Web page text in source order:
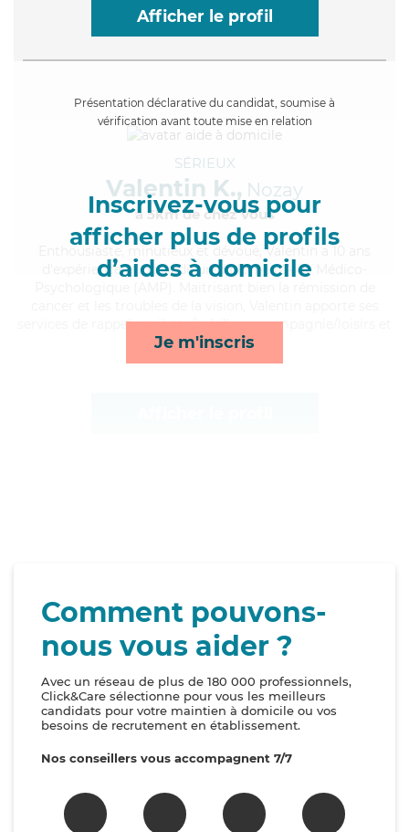
Afficher le profil
Présentation déclarative du candidat, soumise à
vérification avant toute mise en relation
Inscrivez-vous pour
afficher plus de profils
d’aides à domicile
Je m'inscris
SÉRIEUX
Valentin K., Nozay
à 5km de chez Vous
, minutieux et dévoué, Valentin a 10 ans
d'expérience et possède un diplôme d'Aide Médico-
services de rappels, toilette/habillage, compagnie/loisirs et
activités*
Comment pouvons-
nous vous aider ?
Avec un réseau de plus de 180 000 professionnels,
Click&Care sélectionne pour vous les meilleurs
candidats pour votre maintien à domicile ou vos
besoins de recrutement en établissement.
Nos conseillers vous accompagnent 7/7